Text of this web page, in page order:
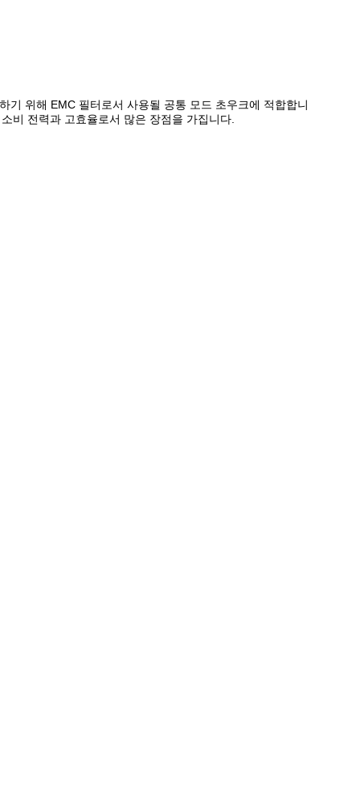
기 위해 EMC 필터로서 사용될 공통 모드 초우크에 적합합니
비 전력과 고효율로서 많은 장점을 가집니다.